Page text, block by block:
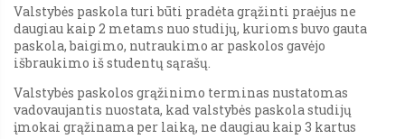
Valstybės paskola turi būti pradėta grąžinti praėjus ne
daugiau kaip 2 metams nuo studijų, kurioms buvo gauta
paskola, baigimo, nutraukimo ar paskolos gavėjo
išbraukimo iš studentų sąrašų.
Valstybės paskolos grąžinimo terminas nustatomas
vadovaujantis nuostata, kad valstybės paskola studijų
įmokai grąžinama per laiką, ne daugiau kaip 3 kartus